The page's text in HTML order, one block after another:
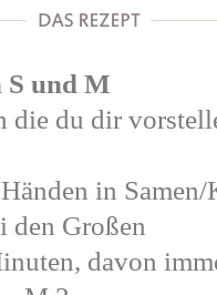
S und M
die du dir
in
den Großen
davon